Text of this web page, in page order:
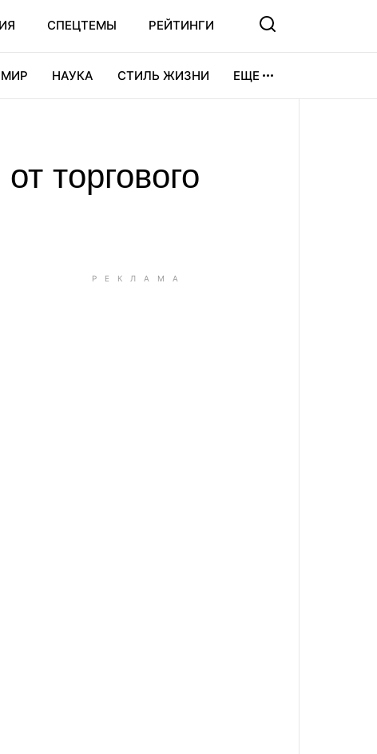
СПЕЦТЕМЫ РЕЙТИНГИ
МИР НАУКА СТИЛЬ ЖИЗНИ ЕЩЕ
торгового